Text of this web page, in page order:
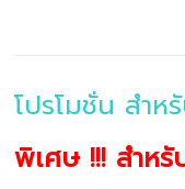
โปรโมชั่น สำห
พิเศษ !!! สำหรั